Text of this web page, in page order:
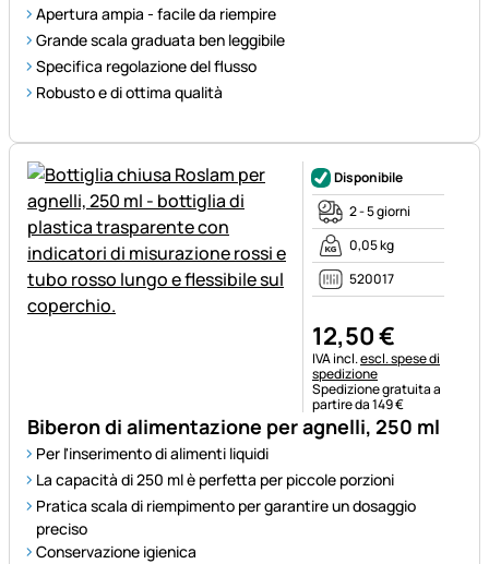
Apertura ampia - facile da riempire
Grande scala graduata ben leggibile
Specifica regolazione del flusso
Robusto e di ottima qualità
Biberon di alimentazione per agnelli, 250 ml
Per l'inserimento di alimenti liquidi
La capacità di 250 ml è perfetta per piccole porzioni
Pratica scala di riempimento per garantire un dosaggio
preciso
Conservazione igienica
Disponibile
2 - 5 giorni
0,05 kg
520017
12,50€
Informazioni fiscali:
IVA incl.escl. spese di
spedizione
Spedizione gratuita a
partire da 149 €